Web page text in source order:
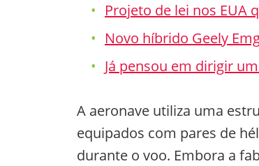
Projeto de lei nos EUA
Novo híbrido Geely
Já pensou em dirigir
A aeronave utiliza uma
equipados com pares de
durante o voo. Embora a